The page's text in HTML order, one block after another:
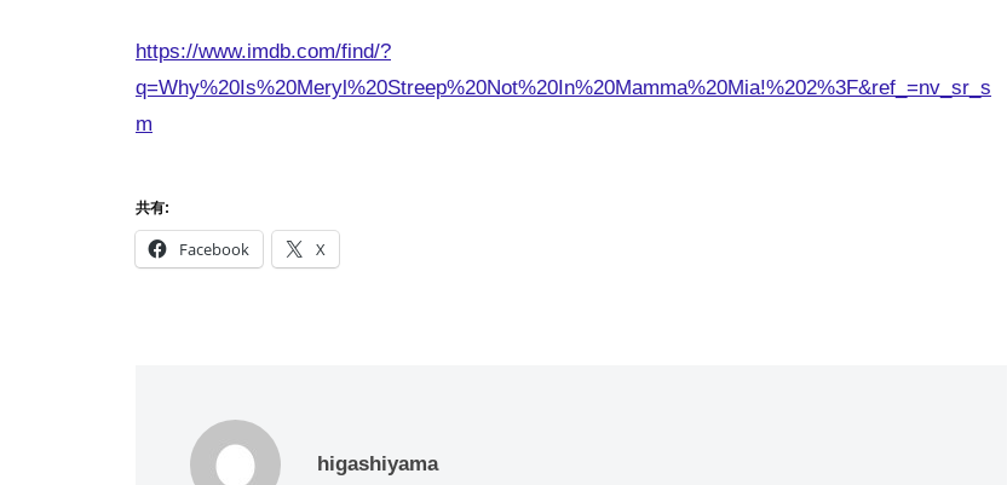
https://www.imdb.com/find/?
q=Why%20Is%20Meryl%20Streep%20Not%20In%20Mamma%20Mia!%202%3F&ref_=nv_sr_s
m
共有:
Facebook X
higashiyama